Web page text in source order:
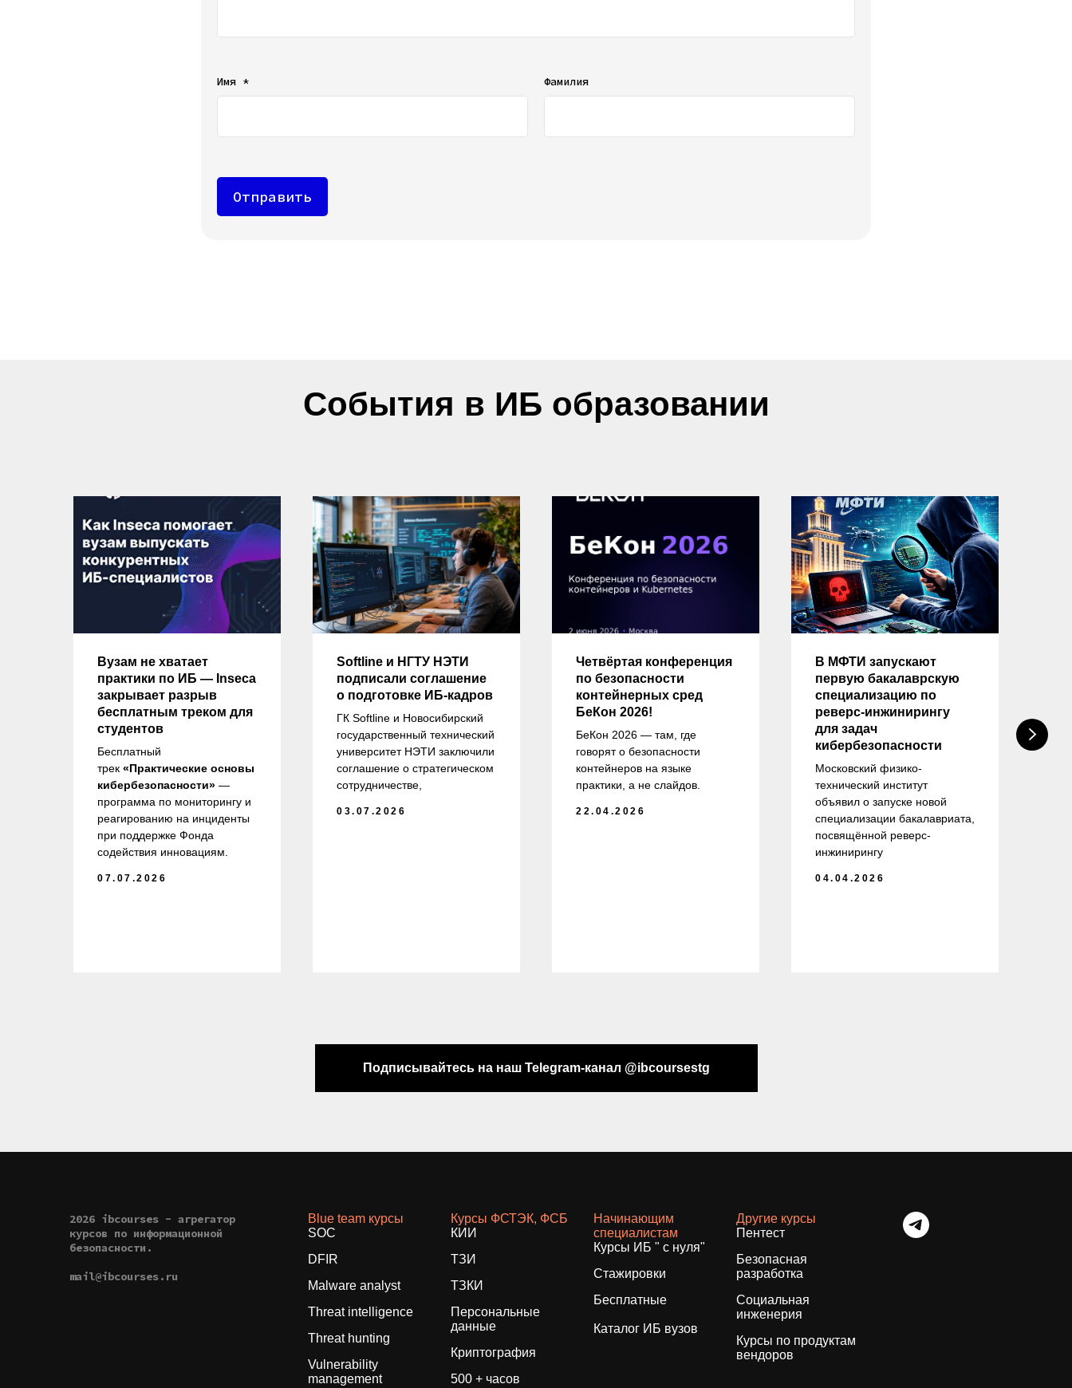
Имя * Фамилия
Отправить
События в ИБ образовании
Вузам не хватает
практики по ИБ — Inseca
закрывает разрыв
бесплатным треком для
студентов
Бесплатный
трек «Практические основы
кибербезопасности» —
программа по мониторингу и
реагированию на инциденты
при поддержке Фонда
содействия инновациям.
07.07.2026
Softline и НГТУ НЭТИ
подписали соглашение
о подготовке ИБ-кадров
ГК Softline и Новосибирский
государственный технический
университет НЭТИ заключили
соглашение о стратегическом
сотрудничестве,
03.07.2026
Четвёртая конференция
по безопасности
контейнерных сред
БеКон 2026!
БеКон 2026 — там, где
говорят о безопасности
контейнеров на языке
практики, а не слайдов.
22.04.2026
В МФТИ запускают
первую бакалаврскую
специализацию по
реверс-инжинирингу
для задач
кибербезопасности
Московский физико-
технический институт
объявил о запуске новой
специализации бакалавриата,
посвящённой реверс-
инжинирингу
04.04.2026
Подписывайтесь на наш Telegram-канал @ibcoursestg
2026 ibcourses - агрегатор
курсов по информационной
безопасности.
mail@ibcourses.ru
Blue team курсы
SOC
DFIR
Malware analyst
Threat intelligence
Threat hunting
Vulnerability
management
Курсы ФСТЭК, ФСБ
КИИ
ТЗИ
ТЗКИ
Персональные
данные
Криптография
500 + часов
Начинающим
специалистам
Курсы ИБ " с нуля"
Стажировки
Бесплатные
Каталог ИБ вузов
Другие курсы
Пентест
Безопасная
разработка
Социальная
инженерия
Курсы по продуктам
вендоров